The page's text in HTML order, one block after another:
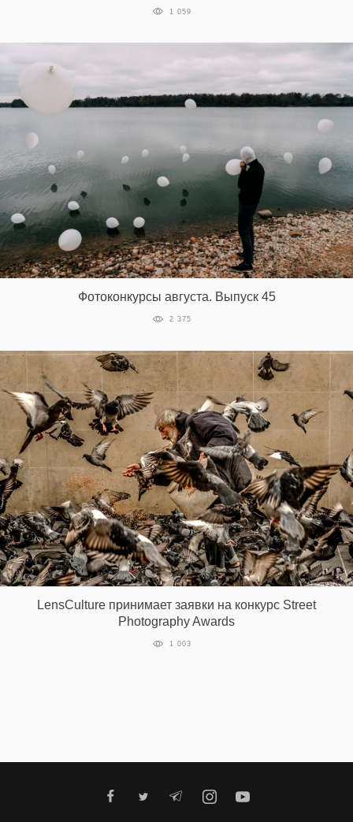
1 059
Фотоконкурсы августа. Выпуск 45
2 375
LensCulture принимает заявки на конкурс Street
Photography Awards
1 003